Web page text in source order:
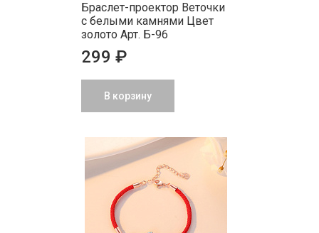
Браслет-проектор Веточки
с белыми камнями Цвет
золото Арт. Б-96
299 ₽
В корзину